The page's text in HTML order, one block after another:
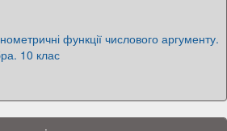
функції числового аргументу.
10 клас